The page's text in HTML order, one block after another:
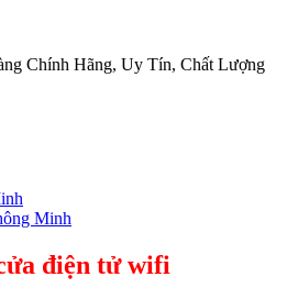
Chính Hãng, Uy Tín, Chất Lượng
Minh
điện tử wifi